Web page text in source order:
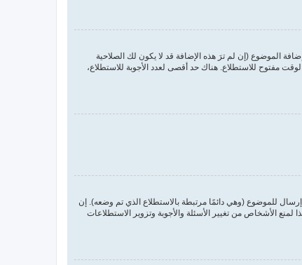
الموضوع (إن لم ترَ هذه الإضافة قد لا يكون لك الصلاحية
مفتوح للاستطلاع. هناك حد أقصى لعدد الأجوبة للاستطلاع،
للموضوع (وهي دائمًا مرتبطة بالاستطلاع الذي تم وضعه). إن
الأشخاص من تغيير الأسئلة والأجوبة وتزوير الاستطلاعات